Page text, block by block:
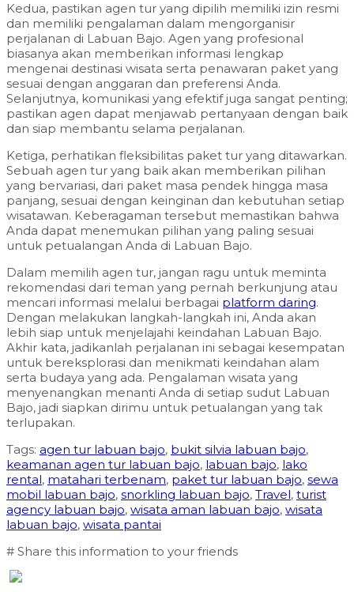
Kedua, pastikan agen tur yang dipilih memiliki izin resmi
dan memiliki pengalaman dalam mengorganisir
perjalanan di Labuan Bajo. Agen yang profesional
biasanya akan memberikan informasi lengkap
mengenai destinasi wisata serta penawaran paket yang
sesuai dengan anggaran dan preferensi Anda.
Selanjutnya, komunikasi yang efektif juga sangat penting;
pastikan agen dapat menjawab pertanyaan dengan baik
dan siap membantu selama perjalanan.
Ketiga, perhatikan fleksibilitas paket tur yang ditawarkan.
Sebuah agen tur yang baik akan memberikan pilihan
yang bervariasi, dari paket masa pendek hingga masa
panjang, sesuai dengan keinginan dan kebutuhan setiap
wisatawan. Keberagaman tersebut memastikan bahwa
Anda dapat menemukan pilihan yang paling sesuai
untuk petualangan Anda di Labuan Bajo.
Dalam memilih agen tur, jangan ragu untuk meminta
rekomendasi dari teman yang pernah berkunjung atau
mencari informasi melalui berbagai platform daring.
Dengan melakukan langkah-langkah ini, Anda akan
lebih siap untuk menjelajahi keindahan Labuan Bajo.
Akhir kata, jadikanlah perjalanan ini sebagai kesempatan
untuk bereksplorasi dan menikmati keindahan alam
serta budaya yang ada. Pengalaman wisata yang
menyenangkan menanti Anda di setiap sudut Labuan
Bajo, jadi siapkan dirimu untuk petualangan yang tak
terlupakan.
Tags: agen tur labuan bajo, bukit silvia labuan bajo,
keamanan agen tur labuan bajo, labuan bajo, lako
rental, matahari terbenam, paket tur labuan bajo, sewa
mobil labuan bajo, snorkling labuan bajo, Travel, turist
agency labuan bajo, wisata aman labuan bajo, wisata
labuan bajo, wisata pantai
# Share this information to your friends